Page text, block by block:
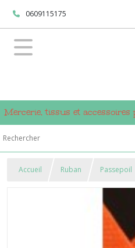
0609115175
Mercerie, tissus et
Accueil Ruban Passepoil